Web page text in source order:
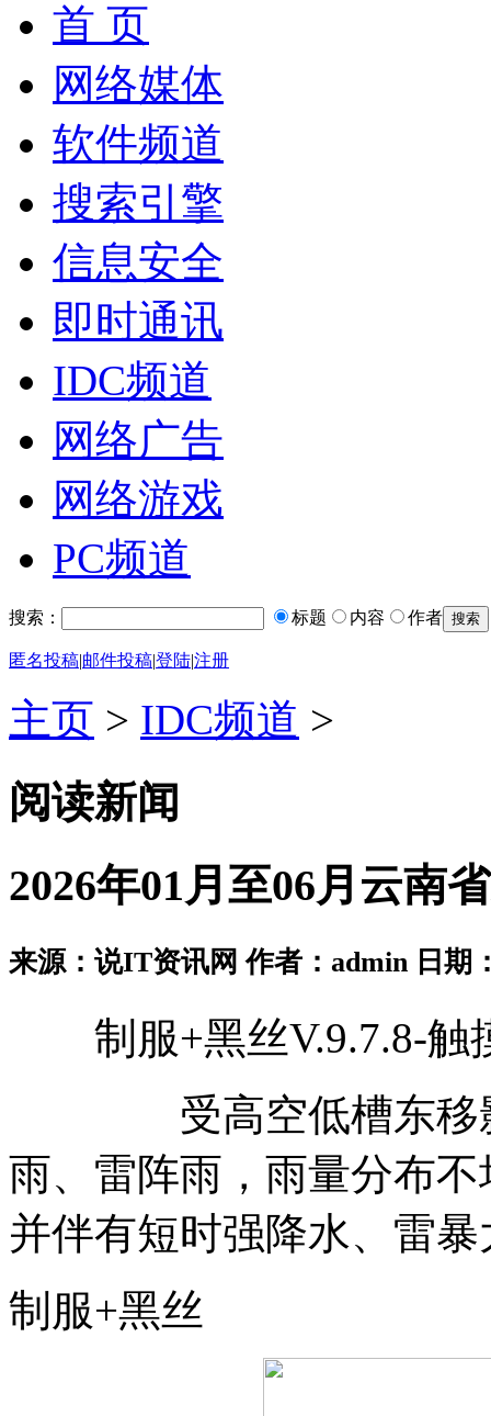
首 页
网络媒体
软件频道
搜索引擎
信息安全
即时通讯
IDC频道
网络广告
网络游戏
PC频道
搜索： 标题 内容 作者
匿名投稿|邮件投稿|登陆|注册
主页 > IDC频道 >
阅读新闻
2026年01月至06月云南
来源：说IT资讯网 作者：admin 日期
制服+黑丝V.9.7.8-触
受高空低槽东移影
雨、雷阵雨，雨量分布
并伴有短时强降水、雷
制服+黑丝